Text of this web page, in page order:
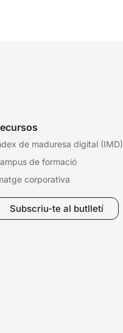
de maduresa digital (IMD)
de formació
corporativa
Subscriu-te al butlletí